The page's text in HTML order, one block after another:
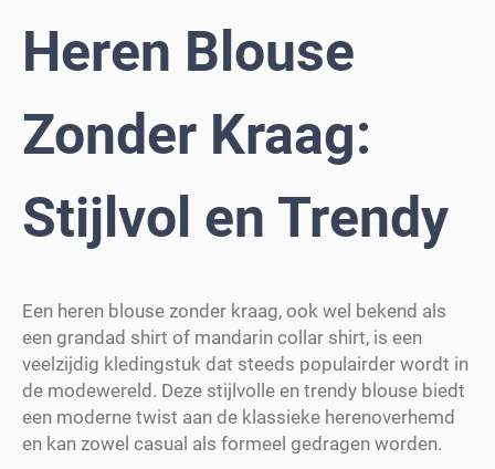
Heren Blouse
Zonder Kraag:
Stijlvol en Trendy
Een heren blouse zonder kraag, ook wel bekend als
een grandad shirt of mandarin collar shirt, is een
veelzijdig kledingstuk dat steeds populairder wordt in
de modewereld. Deze stijlvolle en trendy blouse biedt
een moderne twist aan de klassieke herenoverhemd
en kan zowel casual als formeel gedragen worden.